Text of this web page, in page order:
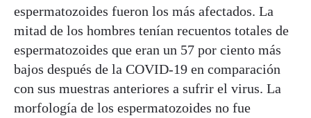
espermatozoides fueron los más afectados. La
mitad de los hombres tenían recuentos totales de
espermatozoides que eran un 57 por ciento más
bajos después de la COVID-19 en comparación
con sus muestras anteriores a sufrir el virus. La
morfología de los espermatozoides no fue